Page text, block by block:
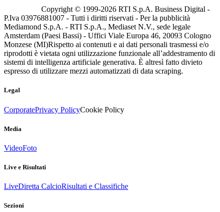
Copyright © 1999-2026 RTI S.p.A. Business Digital -
P.Iva 03976881007 - Tutti i diritti riservati - Per la pubblicità
Mediamond S.p.A. - RTI S.p.A., Mediaset N.V., sede legale
Amsterdam (Paesi Bassi) - Uffici Viale Europa 46, 20093 Cologno
Monzese (MI)Rispetto ai contenuti e ai dati personali trasmessi e/o
riprodotti è vietata ogni utilizzazione funzionale all’addestramento di
sistemi di intelligenza artificiale generativa. È altresì fatto divieto
espresso di utilizzare mezzi automatizzati di data scraping.
Legal
CorporatePrivacy PolicyCookie Policy
Media
VideoFoto
Live e Risultati
LiveDiretta CalcioRisultati e Classifiche
Sezioni